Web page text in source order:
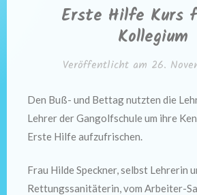
Erste Hilfe Kurs
Kollegium
Veröffentlicht am 26.
Den Buß- und Bettag nutzten die
Lehrer der Gangolfschule um ihre
Erste Hilfe aufzufrischen.
Frau Hilde Speckner, selbst Lehrerin
Rettungssanitäterin, vom Arbeiter-